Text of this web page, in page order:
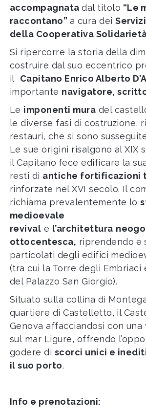
accompagnatadal titolo “Le
raccontano” a cura dei
della Cooperativa
Si ripercorre la storia della
costruire dal suo eccentrico
il Capitano Enrico Alberto
importante navigatore,
Le imponenti mura del
le diverse fasi di costruzione,
restauri, che si sono
Le sue origini risalgono al XIX
il Capitano fece edificare la
resti di antiche fortificazioni
rinforzate nel XVI secolo. Il
richiama prevalentemente lo
medioevale
revival e l’architettura
ottocentesca, riprendendo e
particolati degli edifici
(tra cui la Torre degli
del Palazzo San Giorgio).
Situato sulla collina di
quartiere di Castelletto, il
Genova affacciandosi con una
sul mar Ligure, offrendo
godere di scorci unici e
il suo porto.
Info e prenotazioni: